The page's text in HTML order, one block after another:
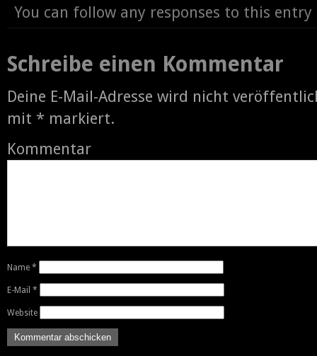
You can follow any responses to this
Schreibe einen Kommentar
Deine E-Mail-Adresse wird nicht
mit * markiert.
Kommentar
Name *
E-Mail *
Website